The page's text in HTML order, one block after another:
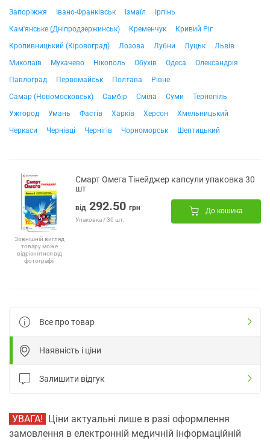
Запоріжжя
Івано-Франківськ Ізмаїл
Ірпінь
Кам'янське (Дніпродзержинськ)
Кременчук
Кривий Ріг
Кропивницький (Кіровоград)
Лозова Лубни Луцьк
Львів
Миколаїв
Мукачево Нікополь Обухів Одеса
Олександрія
Павлоград
Первомайськ Полтава
Рівне
Самар (Новомосковськ)
Самбір Сміла Суми
Тернопіль
Ужгород
Умань Фастів Харків Херсон
Хмельницький
Черкаси
Чернівці Чернігів Чорноморськ Шептицький
Зовнішній вигляд
товару може
відрізнятися від
фотографії
Смарт Омега Тінейджер капсули упаковка 30
шт
від 292.50 грн
Упаковка / 30 шт.
До кошика
Все про товар
Наявність і ціни
Залишити відгук
УВАГА! Ціни актуальні лише в разі оформлення
замовлення в електронній медичній інформаційній